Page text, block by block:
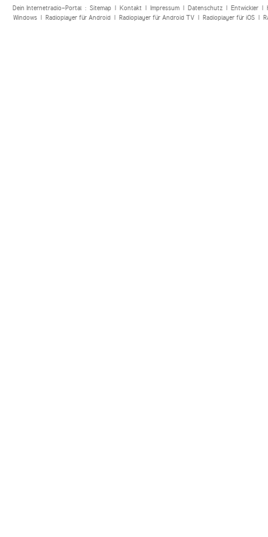
Dein Internetradio-Portal : Sitemap| Kontakt| Impressum| Datenschutz| Entwickler|
Windows| Radioplayer für Android| Radioplayer für Android TV| Radioplayer für iOS|